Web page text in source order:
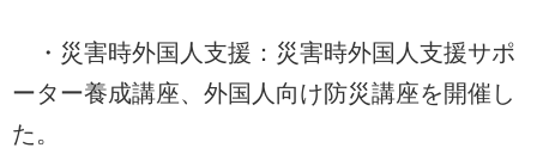
・災害時外国人支援：災害時外国人支援サポ
ーター養成講座、外国人向け防災講座を開催し
た。